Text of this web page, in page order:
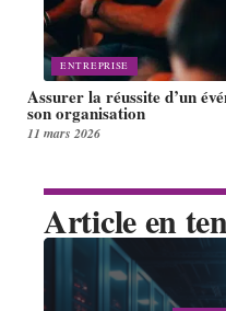
ENTREPRISE
Assurer la réussite d’un
son organisation
11 mars 2026
Article en